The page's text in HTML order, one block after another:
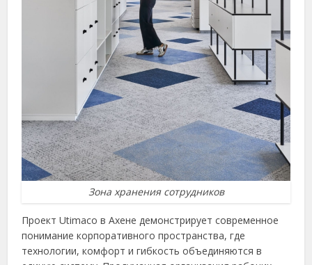
Зона хранения сотрудников
Проект Utimaco в Ахене демонстрирует современное
понимание корпоративного пространства, где
технологии, комфорт и гибкость объединяются в